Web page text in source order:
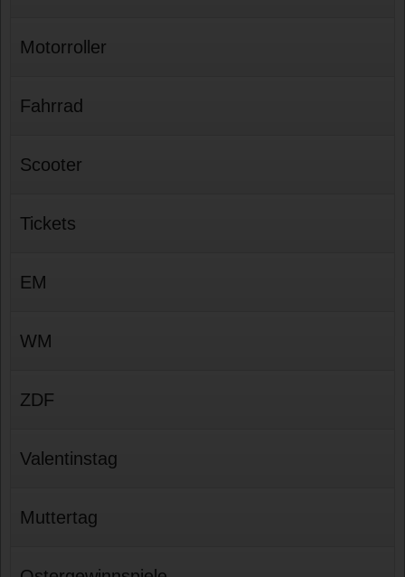
Motorroller
Fahrrad
Scooter
Tickets
EM
WM
ZDF
Valentinstag
Muttertag